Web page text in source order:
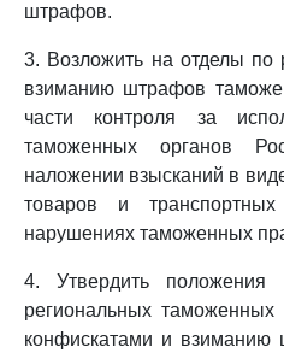
штрафов.
3. Возложить на отделы по
взиманию штрафов
части контроля за
таможенных органов
наложении взысканий в
товаров и
нарушениях таможенных
4. Утвердить
региональных
конфискатами и взиманию